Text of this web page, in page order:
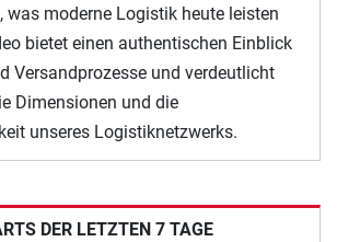
was moderne Logistik heute leisten
bietet einen authentischen Einblick
Versandprozesse und verdeutlicht
Dimensionen und die
unseres Logistiknetzwerks.
DER LETZTEN 7 TAGE